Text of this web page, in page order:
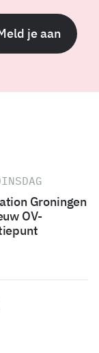
je aan
Groningen
OV-